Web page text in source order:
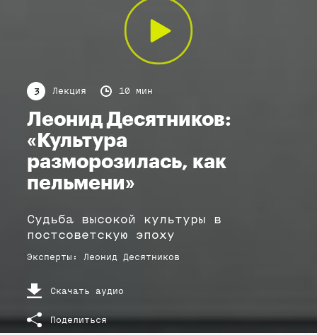
3 Лекция 10 мин
Леонид Десятников:
«Культура
разморозилась, как
пельмени»
Судьба высокой культуры в
постсоветскую эпоху
Эксперты : Леонид Десятников
Скачать аудио
Поделиться